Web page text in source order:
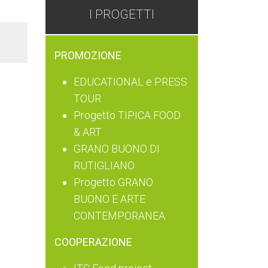
I PROGETTI
PROMOZIONE
EDUCATIONAL e PRESS
TOUR
Progetto TIPICA FOOD
& ART
GRANO BUONO DI
RUTIGLIANO
Progetto GRANO
BUONO E ARTE
CONTEMPORANEA
COOPERAZIONE